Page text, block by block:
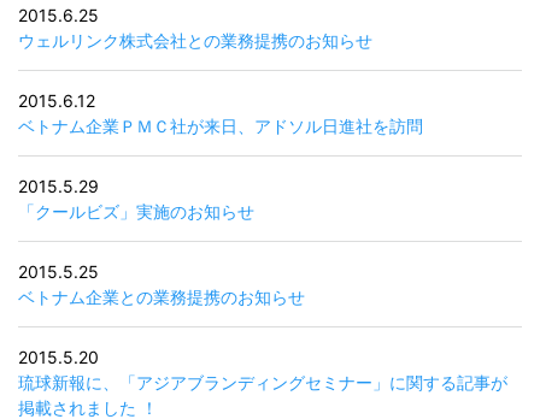
2015.6.25
ウェルリンク株式会社との業務提携のお知らせ
2015.6.12
ベトナム企業ＰＭＣ社が来日、アドソル日進社を訪問
2015.5.29
「クールビズ」実施のお知らせ
2015.5.25
ベトナム企業との業務提携のお知らせ
2015.5.20
琉球新報に、「アジアブランディングセミナー」に関する記事が
掲載されました ！